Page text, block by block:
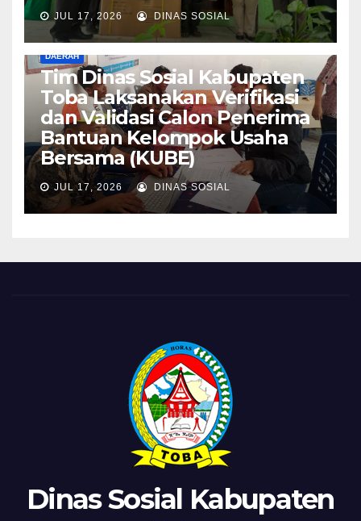
JUL 17, 2026 DINAS SOSIAL
DAERAH
Tim Dinas Sosial Kabupaten
Toba Laksanakan Verifikasi
dan Validasi Calon Penerima
Bantuan Kelompok Usaha
Bersama (KUBE)
JUL 17, 2026 DINAS SOSIAL
Dinas Sosial Kabupaten